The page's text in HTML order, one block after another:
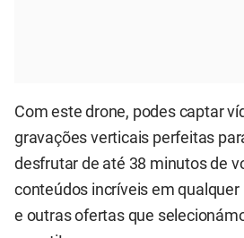
Com este drone, podes captar
gravações verticais perfeitas
desfrutar de até 38 minutos de
conteúdos incríveis em qualquer
e outras ofertas que